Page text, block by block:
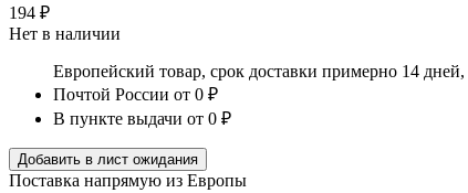
194 ₽
Нет в наличии
Европейский товар, срок доставки примерно 14
Почтой России от 0 ₽
В пункте выдачи от 0 ₽
Добавить в лист ожидания
Поставка напрямую из Европы